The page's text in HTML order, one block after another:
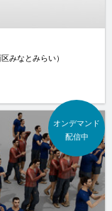
みなとみらい）
オンデマンド
配信中